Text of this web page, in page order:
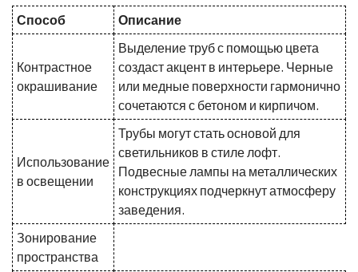
Способ Описание
Контрастное
окрашивание
Выделение труб с помощью цвета
создаст акцент в интерьере. Черные
или медные поверхности гармонично
сочетаются с бетоном и кирпичом.
Использование
в освещении
Трубы могут стать основой для
светильников в стиле лофт.
Подвесные лампы на металлических
конструкциях подчеркнут атмосферу
заведения.
Зонирование
пространства